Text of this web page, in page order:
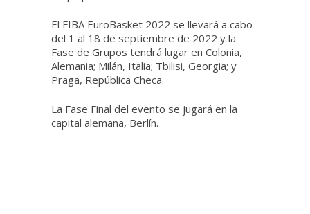
El FIBA ​​EuroBasket 2022 se llevará a cabo
del 1 al 18 de septiembre de 2022 y la
Fase de Grupos tendrá lugar en Colonia,
Alemania; Milán, Italia; Tbilisi, Georgia; y
Praga, República Checa.
La Fase Final del evento se jugará en la
capital alemana, Berlín.